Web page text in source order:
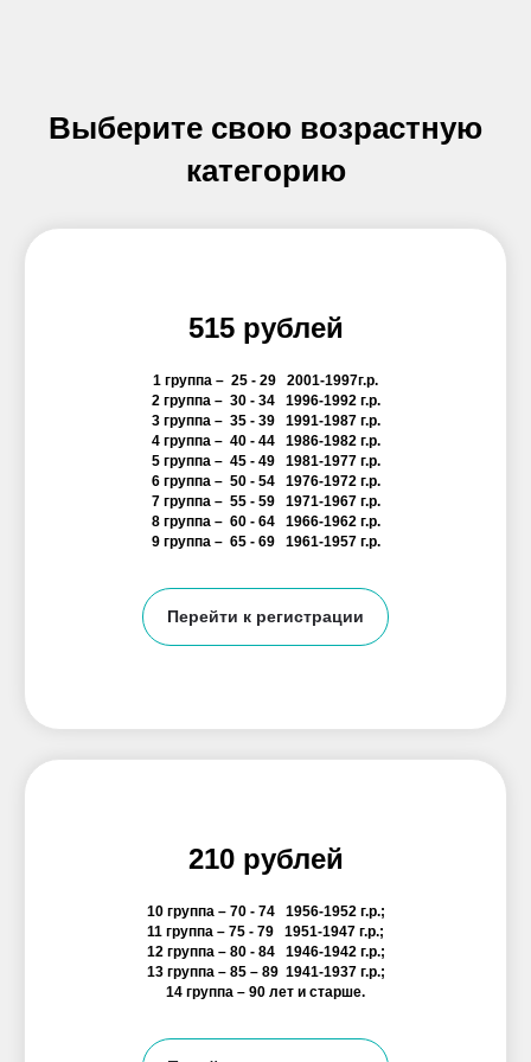
Выберите свою возрастную
категорию
515 рублей
1 группа – 25 - 29 2001-1997г.р.
2 группа – 30 - 341996-1992 г.р.
3 группа – 35 - 391991-1987 г.р.
4 группа – 40 - 441986-1982 г.р.
5 группа – 45 - 491981-1977 г.р.
6 группа – 50 - 541976-1972 г.р.
7 группа – 55 - 591971-1967 г.р.
8 группа – 60 - 641966-1962 г.р.
9 группа – 65 - 691961-1957 г.р.
Перейти к регистрации
210 рублей
10 группа – 70 - 741956-1952 г.р.;
11 группа – 75 - 79 1951-1947 г.р.;
12 группа – 80 - 841946-1942 г.р.;
13 группа – 85 – 89 1941-1937 г.р.;
14 группа – 90 лет и старше.